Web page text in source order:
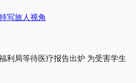
写旅人视角